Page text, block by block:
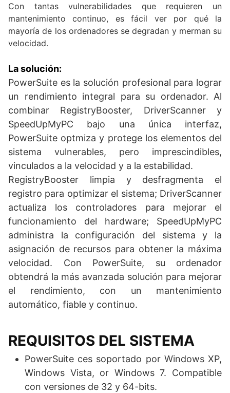
Con tantas vulnerabilidades que requieren un
mantenimiento continuo, es fácil ver por qué la
mayoría de los ordenadores se degradan y merman su
velocidad.
La solución:
PowerSuite es la solución profesional para lograr
un rendimiento integral para su ordenador. Al
combinar RegistryBooster, DriverScanner y
SpeedUpMyPC bajo una única interfaz,
PowerSuite optmiza y protege los elementos del
sistema vulnerables, pero imprescindibles,
vinculados a la velocidad y a la estabilidad.
RegistryBooster limpia y desfragmenta el
registro para optimizar el sistema; DriverScanner
actualiza los controladores para mejorar el
funcionamiento del hardware; SpeedUpMyPC
administra la configuración del sistema y la
asignación de recursos para obtener la máxima
velocidad. Con PowerSuite, su ordenador
obtendrá la más avanzada solución para mejorar
el rendimiento, con un mantenimiento
automático, fiable y continuo.
REQUISITOS DEL SISTEMA
PowerSuite ces soportado por Windows XP,
Windows Vista, or Windows 7. Compatible
con versiones de 32 y 64-bits.